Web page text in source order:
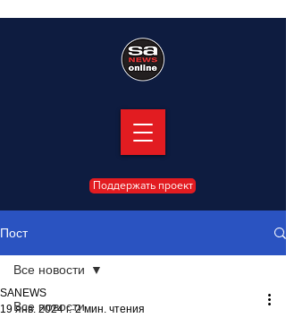
Поддержать проект
Пост
Все новости
Все новости
SANEWS
19 янв. 2024 г. 2 мин. чтения